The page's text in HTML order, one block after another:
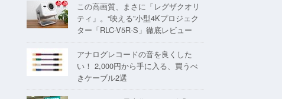
この高画質、まさに「レグザクオリ
ティ」。“映える”小型4Kプロジェク
ター「RLC-V5R-S」徹底レビュー
アナログレコードの音を良くした
い！ 2,000円から手に入る、買うべ
きケーブル2選